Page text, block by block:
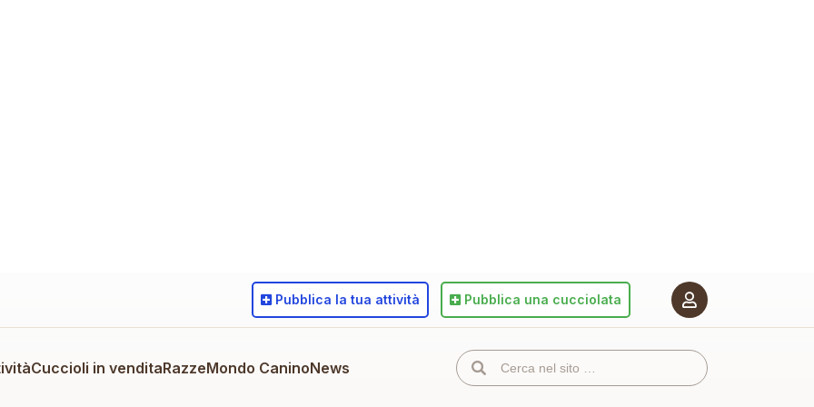
Cuccioli in venditaRazzeMondo CaninoNews
Pubblica la tua attività Pubblica una cucciolata